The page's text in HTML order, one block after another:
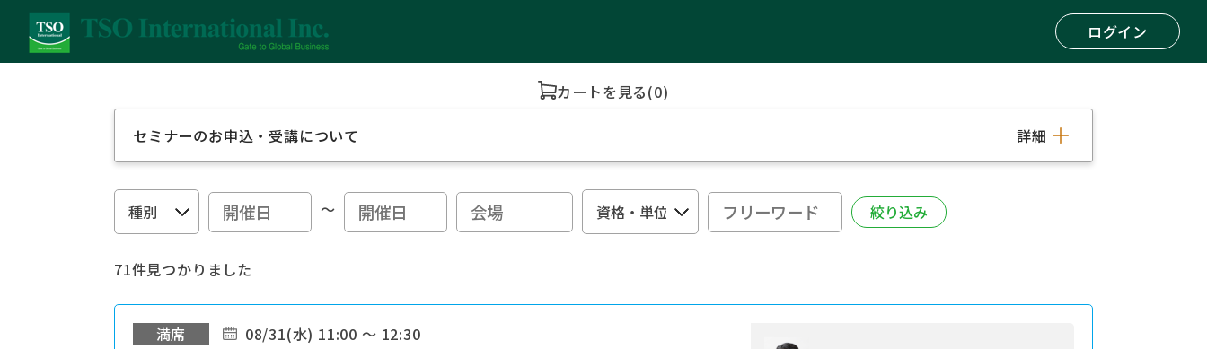
ログイン
カートを見る(0)
セミナーのお申込・受講について 詳細
～
71件見つかりました
満席 08/31(水) 11:00 ～ 12:30